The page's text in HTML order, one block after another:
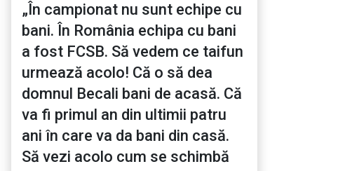
„În campionat nu sunt echipe cu
bani. În România echipa cu bani
a fost FCSB. Să vedem ce taifun
urmează acolo! Că o să dea
domnul Becali bani de acasă. Că
va fi primul an din ultimii patru
ani în care va da bani din casă.
Să vezi acolo cum se schimbă